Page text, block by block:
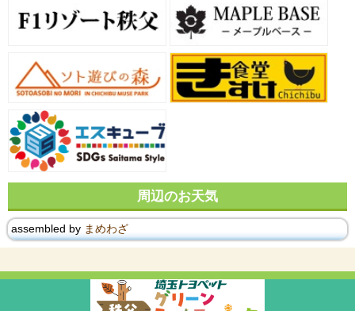
周辺のお天気
assembled by まめわざ